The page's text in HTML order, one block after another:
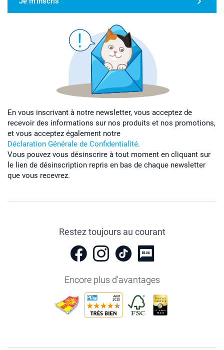
En vous inscrivant à notre newsletter, vous acceptez de
recevoir des informations sur nos produits et nos promotions,
et vous acceptez également notre
Déclaration Générale de Confidentialité.
Vous pouvez vous désinscrire à tout moment en cliquant sur
le lien de désinscription repris en bas de chaque newsletter
que vous recevrez.
Restez toujours au courant
Encore plus d'avantages